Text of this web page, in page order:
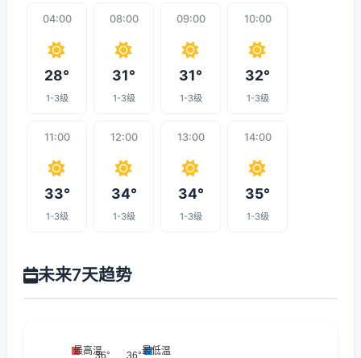
04:00
28°
1-3级
08:00
31°
1-3级
09:00
31°
1-3级
10:00
32°
1-3级
11:00
33°
1-3级
12:00
34°
1-3级
13:00
34°
1-3级
14:00
35°
1-3级
未来7天趋势